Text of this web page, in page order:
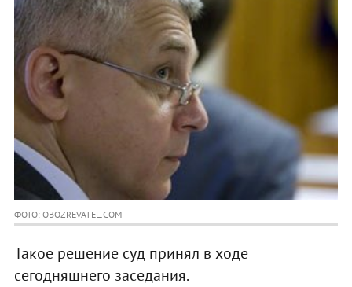
ФОТО: OBOZREVATEL.COM
Такое решение суд принял в ходе
сегодняшнего заседания.